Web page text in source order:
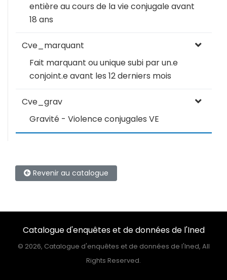
entière au cours de la vie conjugale avant
18 ans
Cve_marquant
Fait marquant ou unique subi par un.e
conjoint.e avant les 12 derniers mois
Cve_grav
Gravité - Violence conjugales VE
Revenir au catalogue
Catalogue d'enquêtes et de données de l'Ined
© 2026, Catalogue d'enquêtes et de données de l'Ined, All
Rights Reserved.